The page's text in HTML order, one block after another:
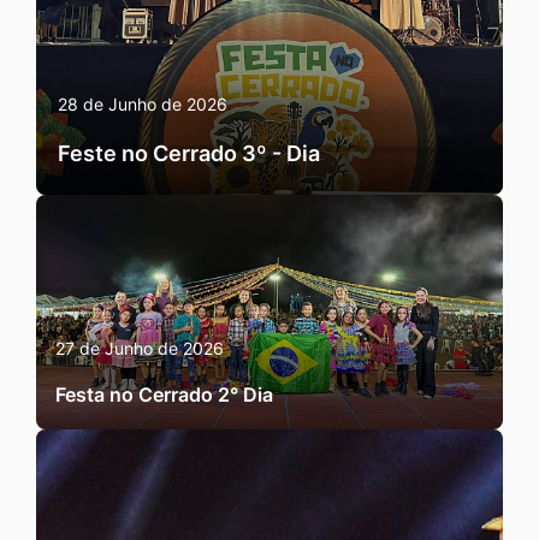
28 de Junho de 2026
Feste no Cerrado 3º - Dia
27 de Junho de 2026
Festa no Cerrado 2° Dia